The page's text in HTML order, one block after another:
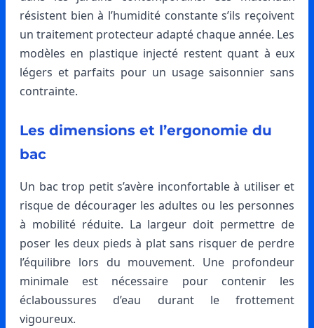
résistent bien à l’humidité constante s’ils reçoivent
un traitement protecteur adapté chaque année. Les
modèles en plastique injecté restent quant à eux
légers et parfaits pour un usage saisonnier sans
contrainte.
Les dimensions et l’ergonomie du
bac
Un bac trop petit s’avère inconfortable à utiliser et
risque de décourager les adultes ou les personnes
à mobilité réduite. La largeur doit permettre de
poser les deux pieds à plat sans risquer de perdre
l’équilibre lors du mouvement. Une profondeur
minimale est nécessaire pour contenir les
éclaboussures d’eau durant le frottement
vigoureux.